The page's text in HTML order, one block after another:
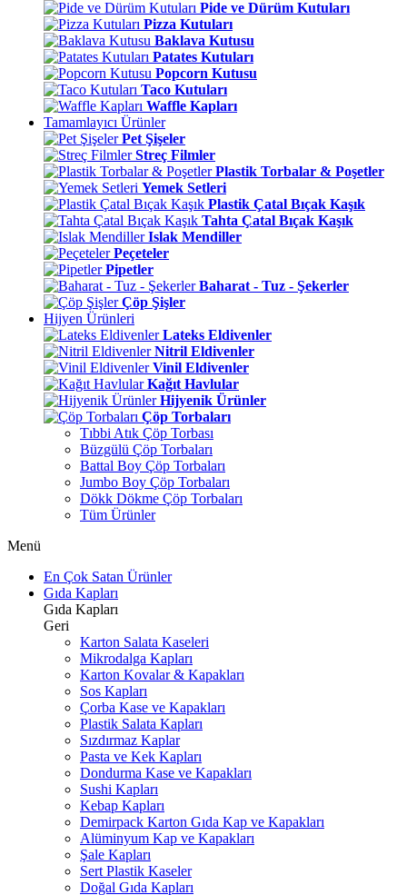
Pide ve Dürüm Kutuları
Pizza Kutuları
Baklava Kutusu
Patates Kutuları
Popcorn Kutusu
Taco Kutuları
Waffle Kapları
Tamamlayıcı Ürünler
Pet Şişeler
Streç Filmler
Plastik Torbalar & Poşetler
Yemek Setleri
Plastik Çatal Bıçak Kaşık
Tahta Çatal Bıçak Kaşık
Islak Mendiller
Peçeteler
Pipetler
Baharat - Tuz - Şekerler
Çöp Şişler
Hijyen Ürünleri
Lateks Eldivenler
Nitril Eldivenler
Vinil Eldivenler
Kağıt Havlular
Hijyenik Ürünler
Çöp Torbaları
Tıbbi Atık Çöp Torbası
Büzgülü Çöp Torbaları
Battal Boy Çöp Torbaları
Jumbo Boy Çöp Torbaları
Dökk Dökme Çöp Torbaları
Tüm Ürünler
Menü
En Çok Satan Ürünler
Gıda Kapları
Gıda Kapları
Geri
Karton Salata Kaseleri
Mikrodalga Kapları
Karton Kovalar & Kapakları
Sos Kapları
Çorba Kase ve Kapakları
Plastik Salata Kapları
Sızdırmaz Kaplar
Pasta ve Kek Kapları
Dondurma Kase ve Kapakları
Sushi Kapları
Kebap Kapları
Demirpack Karton Gıda Kap ve Kapakları
Alüminyum Kap ve Kapakları
Şale Kapları
Sert Plastik Kaseler
Doğal Gıda Kapları